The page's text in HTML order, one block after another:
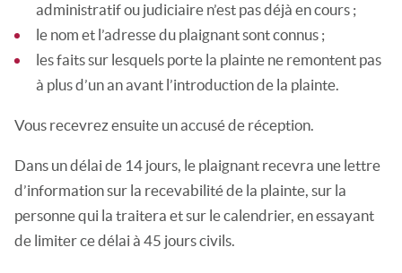
administratif ou judiciaire n’est pas déjà en cours ;
le nom et l’adresse du plaignant sont connus ;
les faits sur lesquels porte la plainte ne remontent pas
à plus d’un an avant l’introduction de la plainte.
Vous recevrez ensuite un accusé de réception.
Dans un délai de 14 jours, le plaignant recevra une lettre
d’information sur la recevabilité de la plainte, sur la
personne qui la traitera et sur le calendrier, en essayant
de limiter ce délai à 45 jours civils.